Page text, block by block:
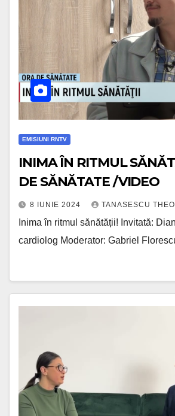
EMISIUNI RNTV
INIMA ÎN RITMUL
DE SĂNĂTATE /VIDEO
8 IUNIE 2024 TANASESCU THEO
Inima în ritmul sănătății! Invitată:
cardiolog Moderator: Gabriel